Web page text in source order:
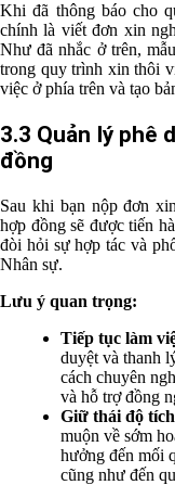
Khi đã thông báo cho
chính là viết đơn xin
Như đã nhắc ở trên,
trong quy trình xin thôi
việc ở phía trên và tạo
3.3 Quản lý phê
đồng
Sau khi bạn nộp đơn
hợp đồng sẽ được tiến
đòi hỏi sự hợp tác và
Nhân sự.
Lưu ý quan trọng:
Tiếp tục làm
duyệt và thanh
cách chuyên
và hỗ trợ đồng
Giữ thái độ
muộn về sớm
hưởng đến mối
cũng như đến